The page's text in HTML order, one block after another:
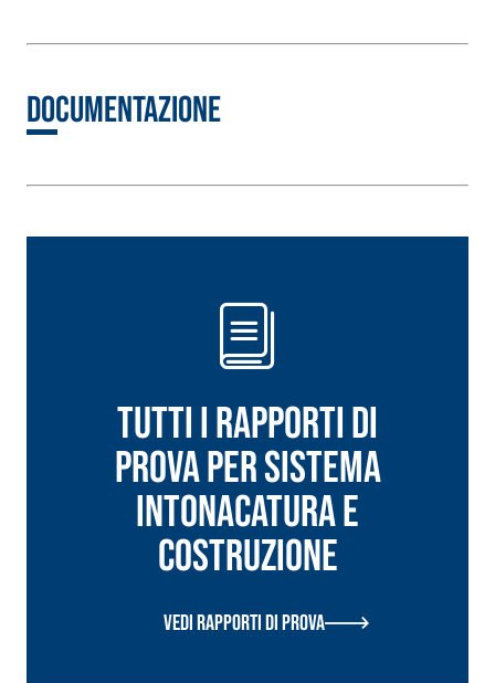
Documentazione
Tutti i rapporti di
prova per Sistema
INTONACATURA E
COSTRUZIONE
Vedi rapporti di prova